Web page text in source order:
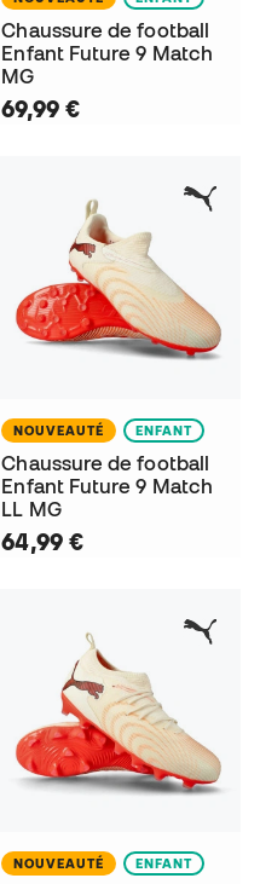
Chaussure de football
Enfant Future 9 Match
MG
69,99 €
NOUVEAUTÉ ENFANT
Chaussure de football
Enfant Future 9 Match
LL MG
64,99 €
NOUVEAUTÉ ENFANT